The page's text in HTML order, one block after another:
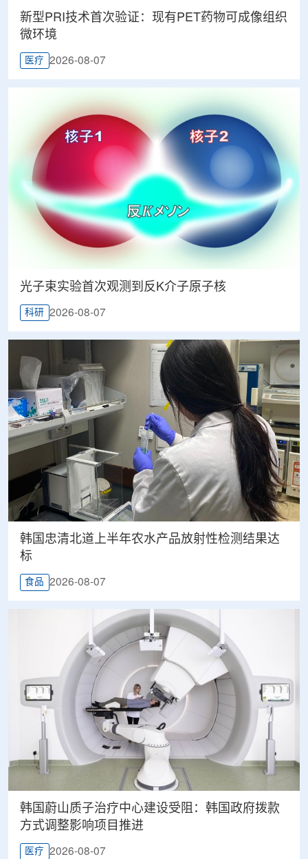
新型PRI技术首次验证：现有PET药物可成像组织
微环境
医疗 2026-08-07
光子束实验首次观测到反K介子原子核
科研 2026-08-07
韩国忠清北道上半年农水产品放射性检测结果达
标
食品 2026-08-07
韩国蔚山质子治疗中心建设受阻：韩国政府拨款
方式调整影响项目推进
医疗 2026-08-07